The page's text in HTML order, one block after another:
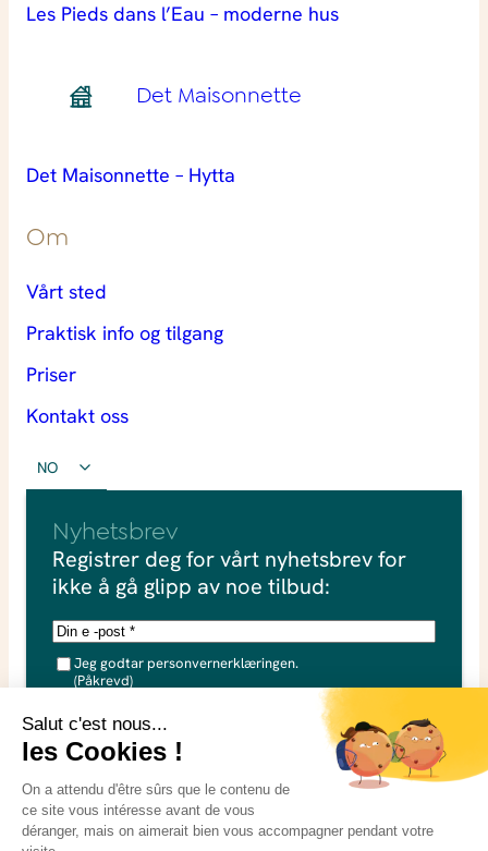
Les Pieds dans l’Eau – moderne hus
Det Maisonnette
Det Maisonnette – Hytta
Om
Vårt sted
Praktisk info og tilgang
Priser
Kontakt oss
NO
Nyhetsbrev
Registrer deg for vårt nyhetsbrev for
ikke å gå glipp av noe tilbud:
-
p
o
s
t
o
b
D
P
å
r
e
v
d
Jeg godtar personvernerklæringen.
(Påkrevd)
Jeg samtykker i at dataene mine kan brukes i forbindelse
med forespørselen min. Se vår
personvernerklæring
for mer informasjon.